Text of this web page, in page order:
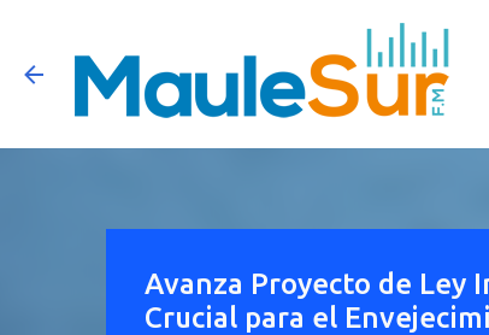
Avanza Proyecto de Ley
Crucial para el